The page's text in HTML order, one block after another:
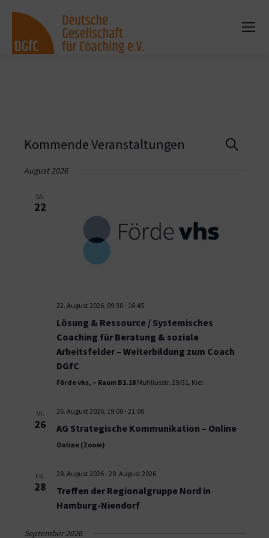
Suche
Kommende Veranstaltungen
August 2026
SA.
22
22. August 2026, 09:30- 16:45
Lösung & Ressource / Systemisches
Coaching für Beratung & soziale
Arbeitsfelder – Weiterbildung zum Coach
DGfC
Förde vhs, – Raum B1.18 Muhliusstr. 29/31, Kiel
MI.
26
26. August 2026, 19:00- 21:00
AG Strategische Kommunikation – Online
Online (Zoom)
FR.
28
28. August 2026- 29. August 2026
Treffen der Regionalgruppe Nord in
Hamburg-Niendorf
September 2026